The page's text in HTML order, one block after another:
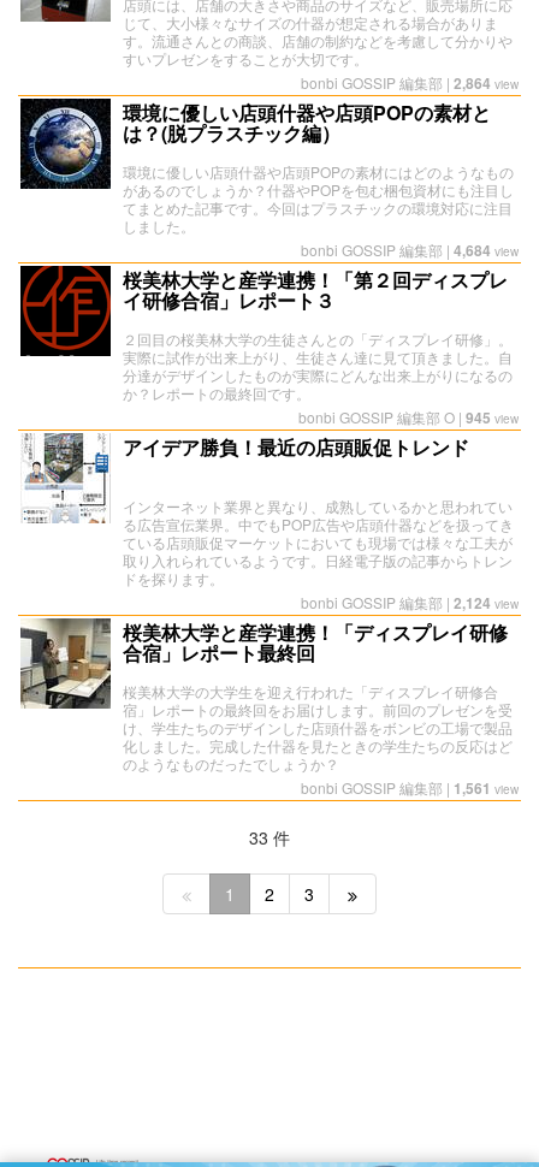
店頭には、店舗の大きさや商品のサイズなど、販売場所に応
じて、大小様々なサイズの什器が想定される場合がありま
す。流通さんとの商談、店舗の制約などを考慮して分かりや
すいプレゼンをすることが大切です。
bonbi GOSSIP 編集部 | 2,864 view
環境に優しい店頭什器や店頭POPの素材と
は？(脱プラスチック編）
環境に優しい店頭什器や店頭POPの素材にはどのようなもの
があるのでしょうか？什器やPOPを包む梱包資材にも注目し
てまとめた記事です。今回はプラスチックの環境対応に注目
しました。
bonbi GOSSIP 編集部 | 4,684 view
桜美林大学と産学連携！「第２回ディスプレ
イ研修合宿」レポート３
２回目の桜美林大学の生徒さんとの「ディスプレイ研修」。
実際に試作が出来上がり、生徒さん達に見て頂きました。自
分達がデザインしたものが実際にどんな出来上がりになるの
か？レポートの最終回です。
bonbi GOSSIP 編集部 O | 945 view
アイデア勝負！最近の店頭販促トレンド
インターネット業界と異なり、成熟しているかと思われてい
る広告宣伝業界。中でもPOP広告や店頭什器などを扱ってき
ている店頭販促マーケットにおいても現場では様々な工夫が
取り入れられているようです。日経電子版の記事からトレン
ドを探ります。
bonbi GOSSIP 編集部 | 2,124 view
桜美林大学と産学連携！「ディスプレイ研修
合宿」レポート最終回
桜美林大学の大学生を迎え行われた「ディスプレイ研修合
宿」レポートの最終回をお届けします。前回のプレゼンを受
け、学生たちのデザインした店頭什器をボンビの工場で製品
化しました。完成した什器を見たときの学生たちの反応はど
のようなものだったでしょうか？
bonbi GOSSIP 編集部 | 1,561 view
33 件
1 2 3